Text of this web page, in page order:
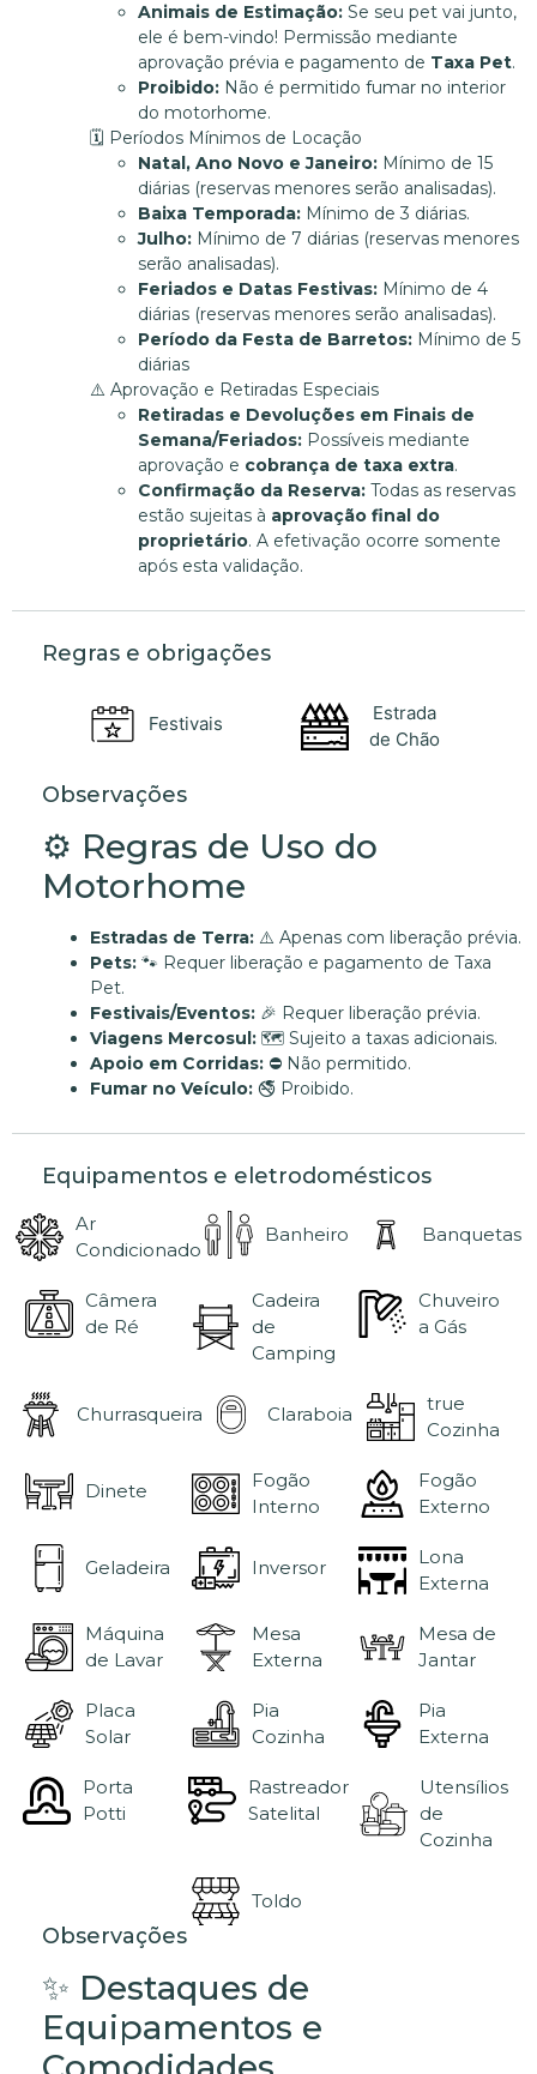
Animais de Estimação: Se seu pet vai junto,
ele é bem-vindo! Permissão mediante
aprovação prévia e pagamento de Taxa Pet.
Proibido: Não é permitido fumar no interior
do motorhome.
🗓️ Períodos Mínimos de Locação
Natal, Ano Novo e Janeiro: Mínimo de 15
diárias (reservas menores serão analisadas).
Baixa Temporada: Mínimo de 3 diárias.
Julho: Mínimo de 7 diárias (reservas menores
serão analisadas).
Feriados e Datas Festivas: Mínimo de 4
diárias (reservas menores serão analisadas).
Período da Festa de Barretos: Mínimo de 5
diárias
⚠️ Aprovação e Retiradas Especiais
Retiradas e Devoluções em Finais de
Semana/Feriados: Possíveis mediante
aprovação e cobrança de taxa extra.
Confirmação da Reserva: Todas as reservas
estão sujeitas à aprovação final do
proprietário. A efetivação ocorre somente
após esta validação.
Regras e obrigações
Festivais
Estrada
de Chão
Observações
⚙️ Regras de Uso do
Motorhome
Estradas de Terra: ⚠️ Apenas com liberação prévia.
Pets: 🐾 Requer liberação e pagamento de Taxa
Pet.
Festivais/Eventos: 🎉 Requer liberação prévia.
Viagens Mercosul: 🗺️ Sujeito a taxas adicionais.
Apoio em Corridas: ⛔ Não permitido.
Fumar no Veículo: 🚭 Proibido.
Equipamentos e eletrodomésticos
Ar
Condicionado
Banheiro Banquetas
Câmera
de Ré
Cadeira
de
Camping
Chuveiro
a Gás
Churrasqueira Claraboia
true
Cozinha
Dinete
Fogão
Interno
Fogão
Externo
Geladeira Inversor
Lona
Externa
Máquina
de Lavar
Mesa
Externa
Mesa de
Jantar
Placa
Solar
Pia
Cozinha
Pia
Externa
Porta
Potti
Rastreador
Satelital
Utensílios
de
Cozinha
Toldo
Observações
✨ Destaques de
Equipamentos e